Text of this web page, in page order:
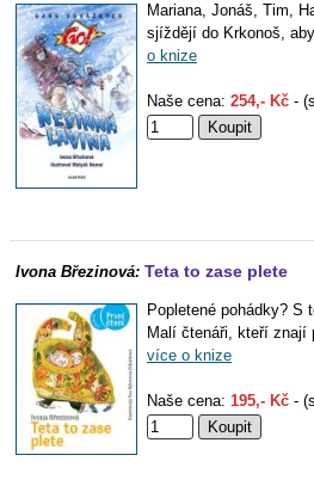
Mariana, Jonáš, Tim,
sjíždějí do Krkonoš,
o knize
Naše cena: 254,- Kč -
Ivona Březinová: Teta to zase plete
Popletené pohádky? S
Malí čtenáři, kteří znají
více o knize
Naše cena: 195,- Kč -